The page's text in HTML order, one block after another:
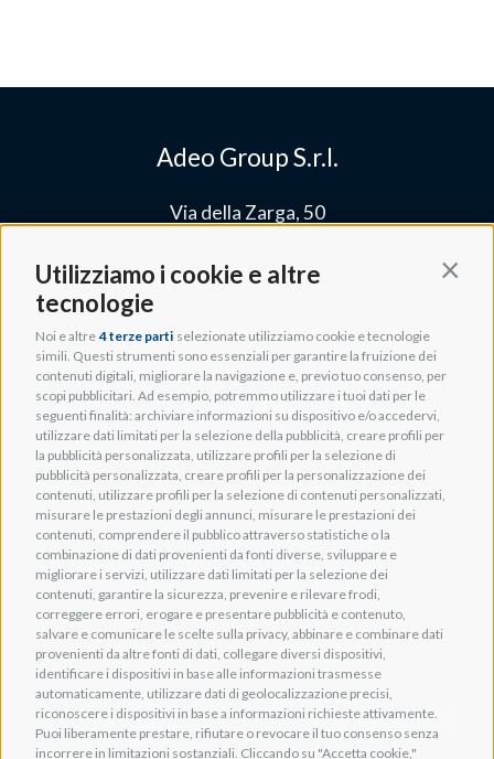
Utilizziamo i cookie e altre
tecnologie
Noi e altre 4 terze parti selezionate utilizziamo cookie e tecnologie
simili. Questi strumenti sono essenziali per garantire la fruizione dei
contenuti digitali, migliorare la navigazione e, previo tuo consenso, per
scopi pubblicitari. Ad esempio, potremmo utilizzare i tuoi dati per le
seguenti finalità: archiviare informazioni su dispositivo e/o accedervi,
utilizzare dati limitati per la selezione della pubblicità, creare profili per
la pubblicità personalizzata, utilizzare profili per la selezione di
pubblicità personalizzata, creare profili per la personalizzazione dei
contenuti, utilizzare profili per la selezione di contenuti personalizzati,
misurare le prestazioni degli annunci, misurare le prestazioni dei
contenuti, comprendere il pubblico attraverso statistiche o la
combinazione di dati provenienti da fonti diverse, sviluppare e
migliorare i servizi, utilizzare dati limitati per la selezione dei
contenuti, garantire la sicurezza, prevenire e rilevare frodi,
correggere errori, erogare e presentare pubblicità e contenuto,
salvare e comunicare le scelte sulla privacy, abbinare e combinare dati
provenienti da altre fonti di dati, collegare diversi dispositivi,
identificare i dispositivi in base alle informazioni trasmesse
automaticamente, utilizzare dati di geolocalizzazione precisi,
riconoscere i dispositivi in base a informazioni richieste attivamente.
Puoi liberamente prestare, rifiutare o revocare il tuo consenso senza
incorrere in limitazioni sostanziali. Cliccando su "Accetta cookie,"
Adeo Group S.r.l.
Via della Zarga, 50
Tel: +39 0461 248211
P.IVA: IT01262500224
PEC: pec@pec.adeogroup.it
SDI: T04ZHR3
info@adeogroup.it
Adeo ProAV
Adeo HomeAV
Adeo Screen
Screen Research
Adeum Cinema Suite